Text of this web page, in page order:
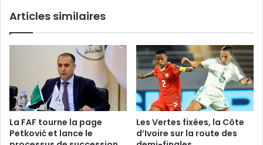
Articles similaires
La FAF tourne la page
Petković et lance le
Les Vertes fixées, la Côte
d’Ivoire sur la route des